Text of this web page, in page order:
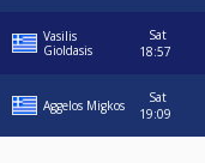
Vasilis
Gioldasis
Sat
18:57
Aggelos Migkos
Sat
19:09